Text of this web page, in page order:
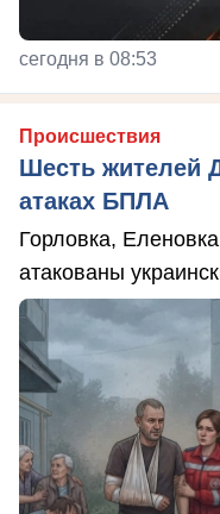
сегодня в 08:53
Происшествия
Шесть жителей
атаках БПЛА
Горловка,
атакованы